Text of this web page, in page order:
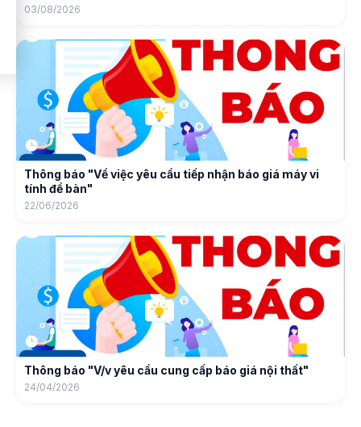
03/08/2026
Thông báo "Về việc yêu cầu tiếp nhận báo giá máy vi
tính để bàn"
22/06/2026
Thông báo "V/v yêu cầu cung cấp báo giá nội thất"
24/04/2026